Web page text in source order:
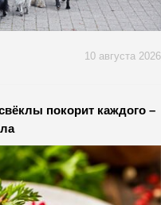
10 августа 2026
покорит каждого –